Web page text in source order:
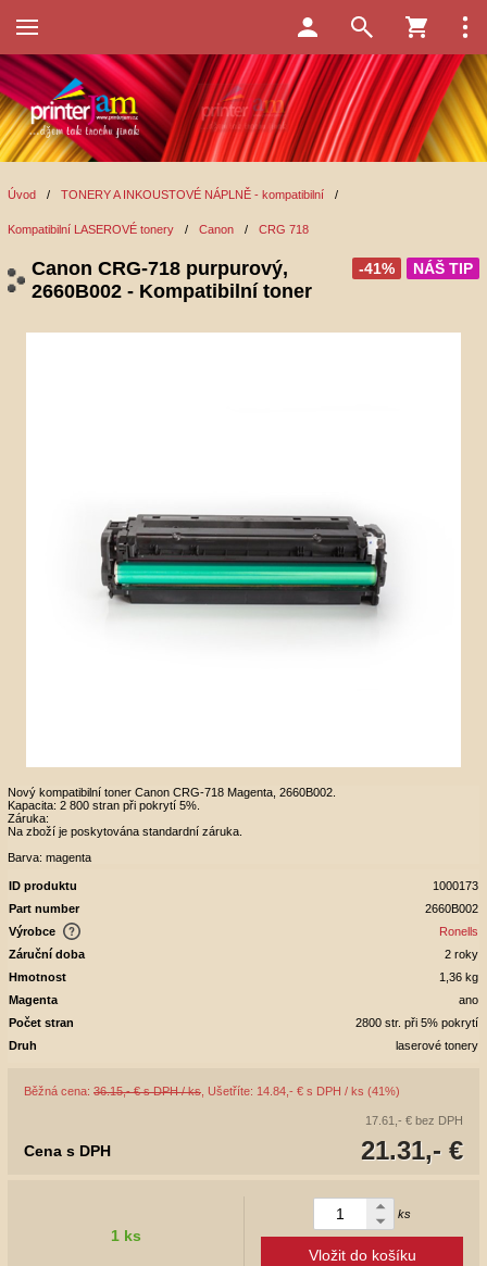
Úvod / TONERY A INKOUSTOVÉ NÁPLNĚ - kompatibilní /
Kompatibilní LASEROVÉ tonery / Canon / CRG 718
NÁŠ TIP
-41%
Canon CRG-718 purpurový,
2660B002 - Kompatibilní toner
Nový kompatibilní toner Canon CRG-718 Magenta, 2660B002.
Kapacita: 2 800 stran při pokrytí 5%.
Záruka:
Na zboží je poskytována standardní záruka.
Barva: magenta
ID produktu
1000173
Part number
2660B002
Výrobce
Ronells
Záruční doba
2 roky
Hmotnost
1,36 kg
Magenta
ano
Počet stran
2800 str. při 5% pokrytí
Druh
laserové tonery
Běžná cena: 36.15,- € s DPH / ks , Ušetříte: 14.84,- € s DPH / ks (41%)
17.61,- € bez DPH
21.31,- €
Cena s DPH
1 ks
ks
Vložit do košíku